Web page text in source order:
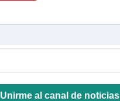
Unirme al canal de noticias